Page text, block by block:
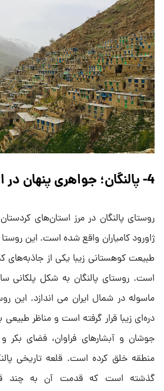
4- پالنگان؛ جواهری پنهان در اورامان
روستای پالنگان در مرز استان‌های
ژاورود کامیاران واقع شده است. این
طبیعت کوهستانی زیبا یکی از جاذبه‌های
است. روستای پالنگان به شکل پلکانی
ماسوله در شمال ایران می اندازد. این
دره‌ای زیبا قرار گرفته است و مناظر
جوشان و آبشارهای فراوان، فضای بکر
منطقه خلق کرده است. قلعه تاریخی
گذشته است که قدمت آن به چند